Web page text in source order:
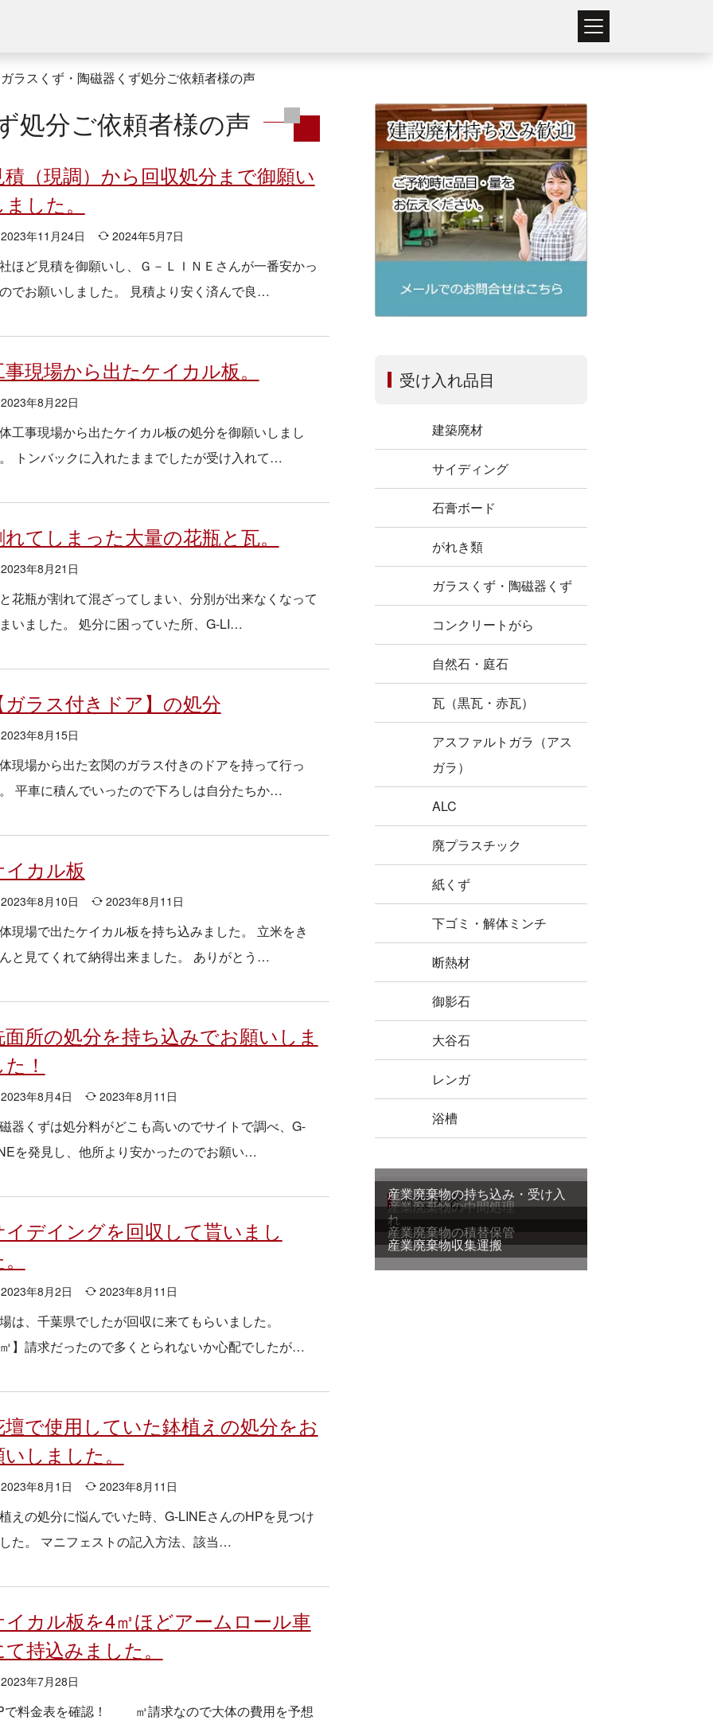
ガラスくず・陶磁器くず処分ご依頼者様の声
処分ご依頼者様の声
積（現調）から回収処分まで御願い
ました。
年11月24日 2024年5月7日
ほど見積を御願いし、Ｇ－ＬＩＮＥさんが一番安かっ
でお願いしました。 見積より安く済んで良…
現場から出たケイカル板。
年8月22日
工事現場から出たケイカル板の処分を御願いしまし
トンバックに入れたままでしたが受け入れて…
てしまった大量の花瓶と瓦。
年8月21日
花瓶が割れて混ざってしまい、分別が出来なくなって
いました。 処分に困っていた所、G-LI…
ガラス付きドア】の処分
年8月15日
現場から出た玄関のガラス付きのドアを持って行っ
平車に積んでいったので下ろしは自分たちか…
イカル板
年8月10日 2023年8月11日
現場で出たケイカル板を持ち込みました。 立米をき
と見てくれて納得出来ました。 ありがとう…
面所の処分を持ち込みでお願いしま
た！
年8月4日 2023年8月11日
器くずは処分料がどこも高いのでサイトで調べ、G-
を発見し、他所より安かったのでお願い…
イデイングを回収して貰いまし
年8月2日 2023年8月11日
は、千葉県でしたが回収に来てもらいました。
㎥】請求だったので多くとられないか心配でしたが…
壇で使用していた鉢植えの処分をお
しました。
年8月1日 2023年8月11日
えの処分に悩んでいた時、G-LINEさんのHPを見つけ
た。 マニフェストの記入方法、該当…
イカル板を4㎥ほどアームロール車
て持込みました。
年7月28日
で料金表を確認！ ㎥請求なので大体の費用を予想
受け入れ品目
建築廃材
サイディング
石膏ボード
がれき類
ガラスくず・陶磁器くず
コンクリートがら
自然石・庭石
瓦（黒瓦・赤瓦）
アスファルトガラ（アス
ガラ）
ALC
廃プラスチック
紙くず
下ゴミ・解体ミンチ
断熱材
御影石
大谷石
レンガ
浴槽
事業内容
産業廃棄物の中間処理
産業廃棄物の持ち込み・受け入
れ
産業廃棄物の積替保管
産業廃棄物収集運搬